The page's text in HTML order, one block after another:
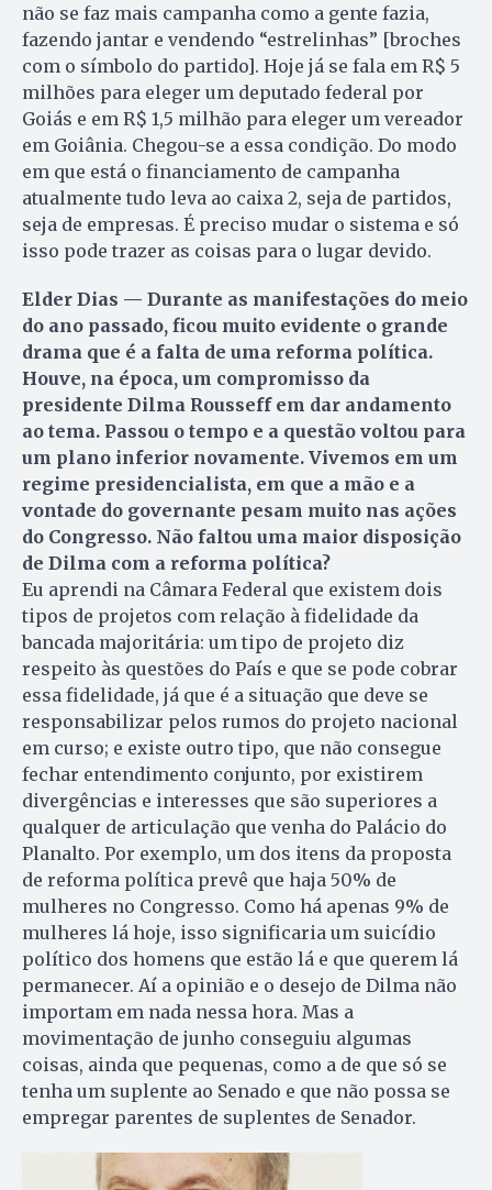
não se faz mais campanha como a gente fazia,
fazendo jantar e vendendo “estrelinhas” [broches
com o símbolo do partido]. Hoje já se fala em R$ 5
milhões para eleger um deputado federal por
Goiás e em R$ 1,5 milhão para eleger um vereador
em Goiânia. Chegou-se a essa condição. Do modo
em que está o financiamento de campanha
atualmente tudo leva ao caixa 2, seja de partidos,
seja de empresas. É preciso mudar o sistema e só
isso pode trazer as coisas para o lugar devido.
Elder Dias — Durante as manifestações do meio
do ano passado, ficou muito evidente o grande
drama que é a falta de uma reforma política.
Houve, na época, um compromisso da
presidente Dilma Rousseff em dar andamento
ao tema. Passou o tempo e a questão voltou para
um plano inferior novamente. Vivemos em um
regime presidencialista, em que a mão e a
vontade do governante pesam muito nas ações
do Congresso. Não faltou uma maior disposição
de Dilma com a reforma política?
Eu aprendi na Câmara Federal que existem dois
tipos de projetos com relação à fidelidade da
bancada majoritária: um tipo de projeto diz
respeito às questões do País e que se pode cobrar
essa fidelidade, já que é a situação que deve se
responsabilizar pelos rumos do projeto nacional
em curso; e existe outro tipo, que não consegue
fechar entendimento conjunto, por existirem
divergências e interesses que são superiores a
qualquer de articulação que venha do Palácio do
Planalto. Por exemplo, um dos itens da proposta
de reforma política prevê que haja 50% de
mulheres no Congresso. Como há apenas 9% de
mulheres lá hoje, isso significaria um suicídio
político dos homens que estão lá e que querem lá
permanecer. Aí a opinião e o desejo de Dilma não
importam em nada nessa hora. Mas a
movimentação de junho conseguiu algumas
coisas, ainda que pequenas, como a de que só se
tenha um suplente ao Senado e que não possa se
empregar parentes de suplentes de Senador.